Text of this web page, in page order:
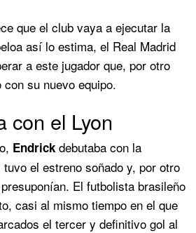
que el club vaya a ejecutar la
así lo estima, el Real Madrid
a este jugador que, por otro
su nuevo equipo.
con el Lyon
Endrick debutaba con la
el estreno soñado y, por otro
El futbolista brasileño
casi al mismo tiempo en el que
el tercer y definitivo gol al